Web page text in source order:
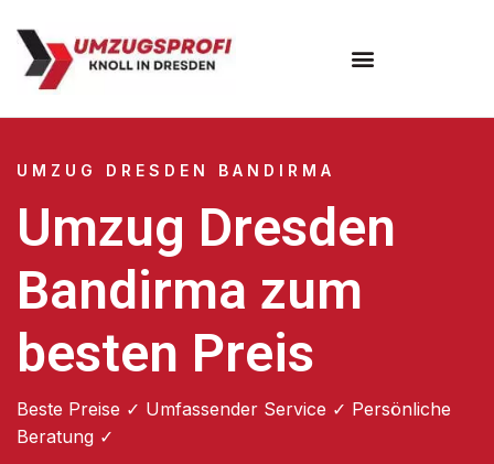
UMZUG DRESDEN BANDIRMA
Umzug Dresden
Bandirma zum
besten Preis
Beste Preise ✓ Umfassender Service ✓ Persönliche
Beratung ✓